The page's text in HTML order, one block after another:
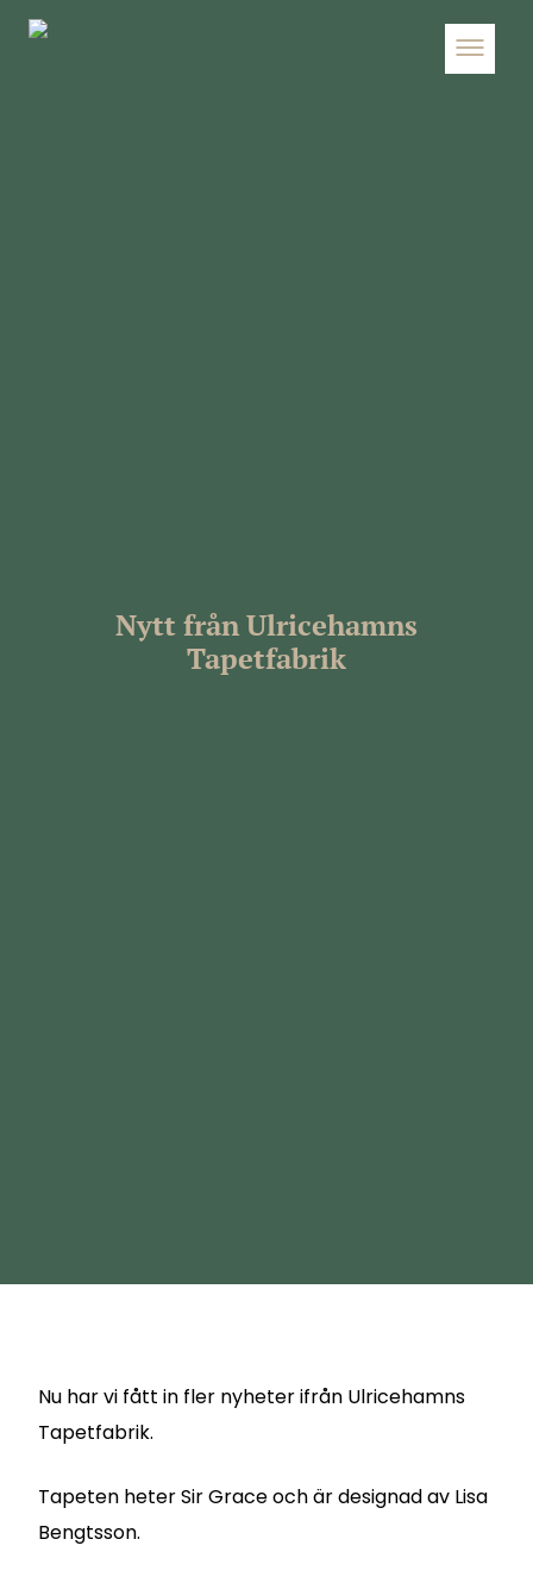
Nytt från Ulricehamns
Tapetfabrik
Nu har vi fått in fler nyheter ifrån Ulricehamns
Tapetfabrik.
Tapeten heter Sir Grace och är designad av Lisa
Bengtsson.